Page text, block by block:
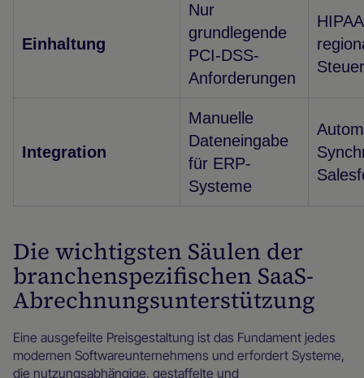
Einhaltung
Nur
grundlegende
PCI-DSS-
Anforderungen
Integration
Manuelle
Dateneingabe
für ERP-
Systeme
Die wichtigsten Säulen der
branchenspezifischen SaaS-
Abrechnungsunterstützung
Eine ausgefeilte Preisgestaltung ist das Fundament jedes
modernen Softwareunternehmens und erfordert Systeme,
die nutzungsabhängige, gestaffelte und